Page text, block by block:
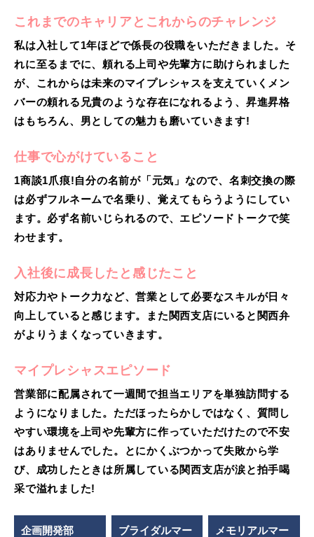
これまでのキャリアとこれからのチャレンジ
私は入社して1年ほどで係長の役職をいただきました。そ
れに至るまでに、頼れる上司や先輩方に助けられました
が、これからは未来のマイプレシャスを支えていくメン
バーの頼れる兄貴のような存在になれるよう、昇進昇格
はもちろん、男としての魅力も磨いていきます!
仕事で心がけていること
1商談1爪痕!自分の名前が「元気」なので、名刺交換の際
は必ずフルネームで名乗り、覚えてもらうようにしてい
ます。必ず名前いじられるので、エピソードトークで笑
わせます。
入社後に成長したと感じたこと
対応力やトーク力など、営業として必要なスキルが日々
向上していると感じます。また関西支店にいると関西弁
がよりうまくなっていきます。
マイプレシャスエピソード
営業部に配属されて一週間で担当エリアを単独訪問する
ようになりました。ただほったらかしではなく、質問し
やすい環境を上司や先輩方に作っていただけたので不安
はありませんでした。とにかくぶつかって失敗から学
び、成功したときは所属している関西支店が涙と拍手喝
采で溢れました!
企画開発部
ブライダルマー
メモリアルマー